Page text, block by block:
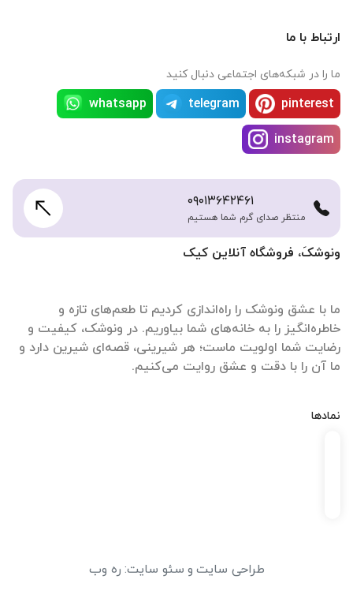
ونوشکَ، فروشگاه آنلاین کیک
ما با عشق ونوشک را راه‌اندازی کردیم تا طعم‌های تازه و
خاطره‌انگیز را به خانه‌های شما بیاوریم. در ونوشک، کیفیت و
رضایت شما اولویت ماست؛ هر شیرینی، قصه‌ای شیرین دارد و
ما آن را با دقت و عشق روایت می‌کنیم.
نمادها
ارتباط با ما
ما را در شبکه‌های اجتماعی دنبال کنید
pinterest
telegram
whatsapp
instagram
۰۹۰۱۳۶۴۲۴۶۱
منتظر صدای گرم شما هستیم
طراحی سایت و سئو سایت: ره وب